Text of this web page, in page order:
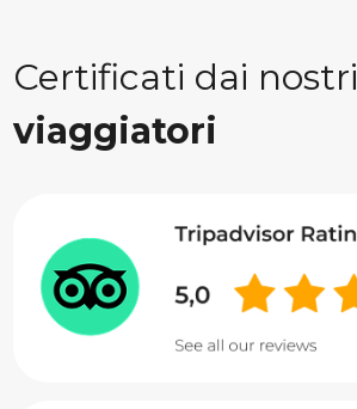
Certificati dai nostri
viaggiatori